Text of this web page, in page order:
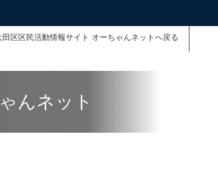
田区区民活動情報サイト オーちゃんネットへ戻る
んネット